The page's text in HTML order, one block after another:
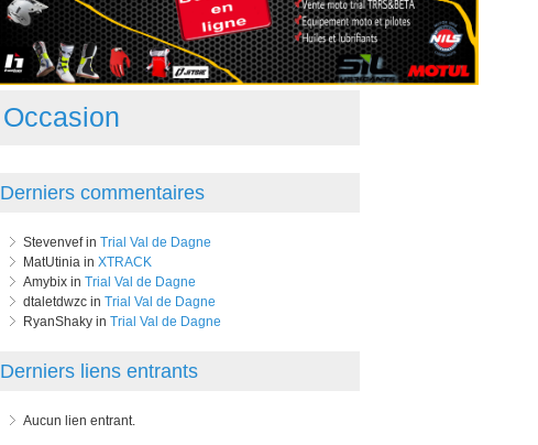
Occasion
Derniers commentaires
Stevenvef in Trial Val de Dagne
MatUtinia in XTRACK
Amybix in Trial Val de Dagne
dtaletdwzc in Trial Val de Dagne
RyanShaky in Trial Val de Dagne
Derniers liens entrants
Aucun lien entrant.